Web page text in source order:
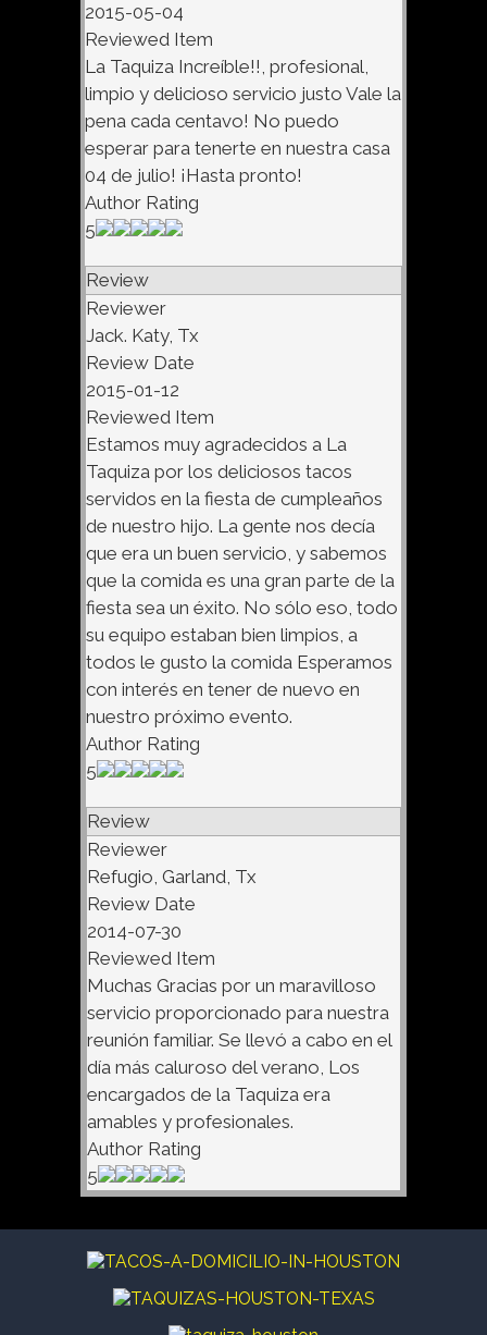
2015-05-04
Reviewed Item
La Taquiza Increíble!!, profesional,
limpio y delicioso servicio justo Vale la
pena cada centavo! No puedo
esperar para tenerte en nuestra casa
04 de julio! ¡Hasta pronto!
Author Rating
5
Review
Reviewer
Jack. Katy, Tx
Review Date
2015-01-12
Reviewed Item
Estamos muy agradecidos a La
Taquiza por los deliciosos tacos
servidos en la fiesta de cumpleaños
de nuestro hijo. La gente nos decía
que era un buen servicio, y sabemos
que la comida es una gran parte de la
fiesta sea un éxito. No sólo eso, todo
su equipo estaban bien limpios, a
todos le gusto la comida Esperamos
con interés en tener de nuevo en
nuestro próximo evento.
Author Rating
5
Review
Reviewer
Refugio, Garland, Tx
Review Date
2014-07-30
Reviewed Item
Muchas Gracias por un maravilloso
servicio proporcionado para nuestra
reunión familiar. Se llevó a cabo en el
día más caluroso del verano, Los
encargados de la Taquiza era
amables y profesionales.
Author Rating
5